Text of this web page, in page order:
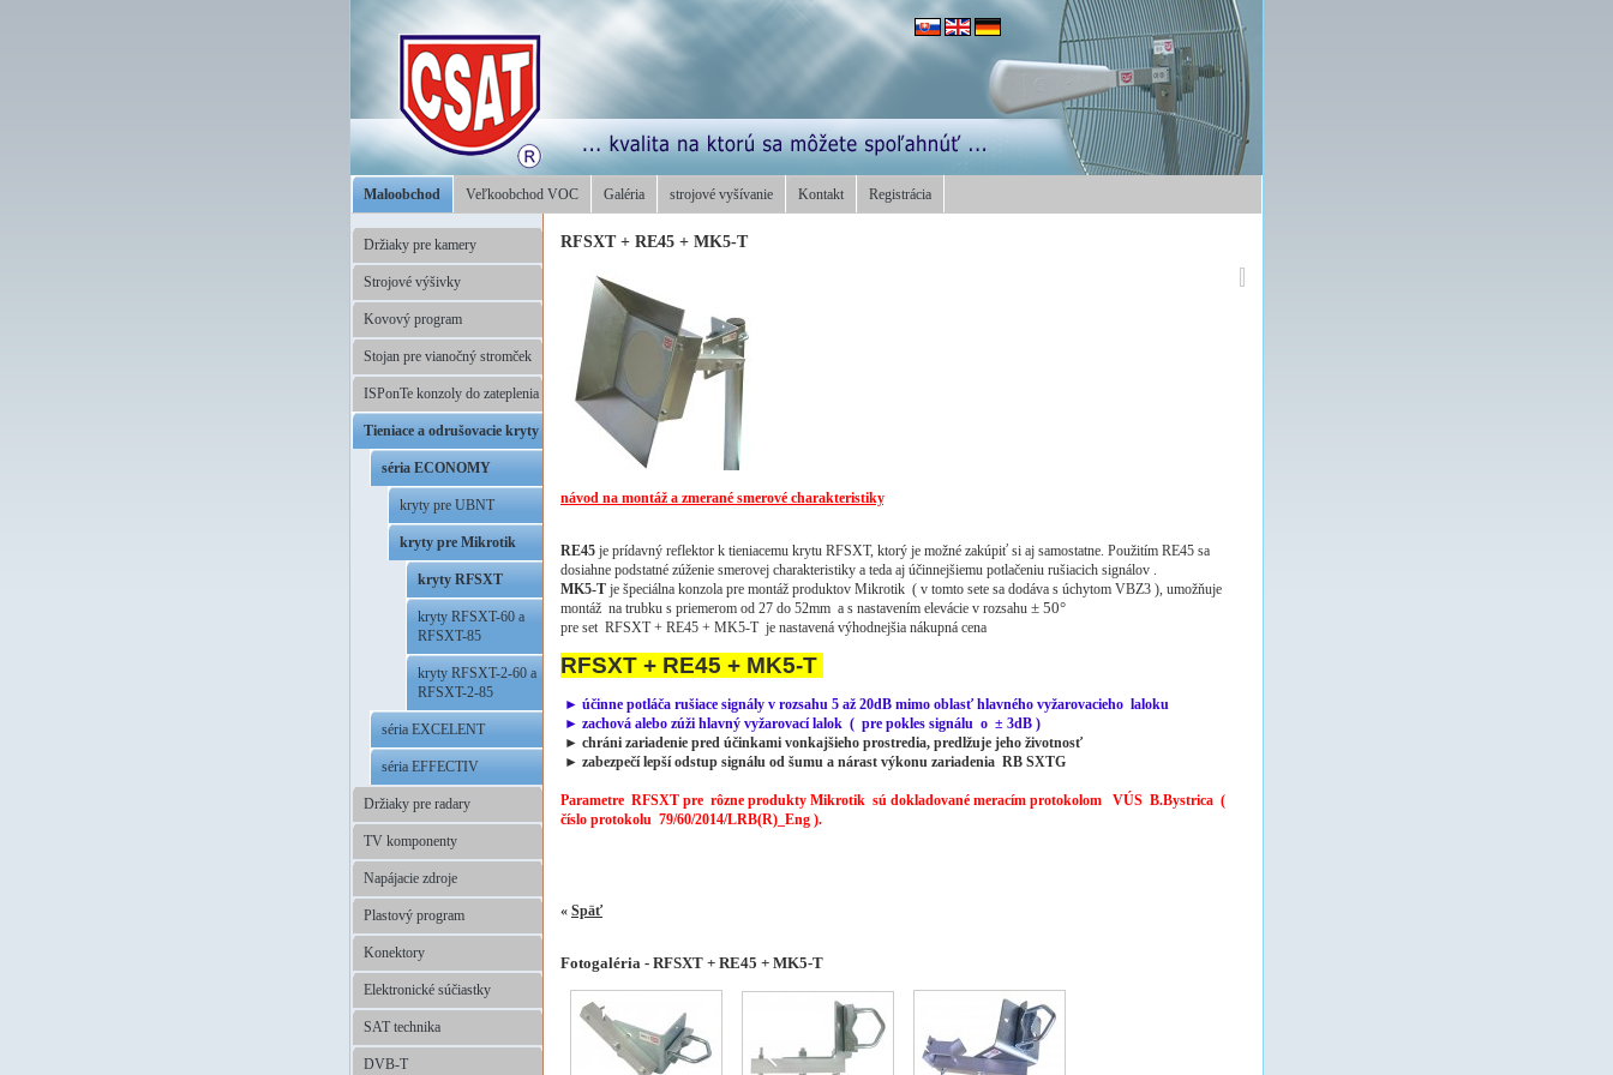
Maloobchod Veľkoobchod VOC Galéria strojové vyšívanie Kontakt Registrácia
Držiaky pre kamery
Strojové výšivky
Kovový program
Stojan pre vianočný stromček
ISPonTe konzoly do zateplenia
Tieniace a odrušovacie kryty
séria ECONOMY
kryty pre UBNT
kryty pre Mikrotik
kryty RFSXT
kryty RFSXT-60 a
RFSXT-85
kryty RFSXT-2-60 a
RFSXT-2-85
séria EXCELENT
séria EFFECTIV
Držiaky pre radary
TV komponenty
Napájacie zdroje
Plastový program
Konektory
Elektronické súčiastky
SAT technika
DVB-T
RFSXT + RE45 + MK5-T
návod na montáž a zmerané smerové charakteristiky,
RE45 je prídavný reflektor k tieniacemu krytu RFSXT, ktorý je možné zakúpiť si aj samostatne. Použitím RE45 sa
dosiahne podstatné zúženie smerovej charakteristiky a teda aj účinnejšiemu potlačeniu rušiacich signálov .
MK5-T je špeciálna konzola pre montáž produktov Mikrotik ( v tomto sete sa dodáva s úchytom VBZ3 ), umožňuje
montáž na trubku s priemerom od 27 do 52mm a s nastavením elevácie v rozsahu ± 50°
pre set RFSXT + RE45 + MK5-T je nastavená výhodnejšia nákupná cena
RFSXT + RE45 + MK5-T
► účinne potláča rušiace signály v rozsahu 5 až 20dB mimo oblasť hlavného vyžarovacieho laloku
► zachová alebo zúži hlavný vyžarovací lalok ( pre pokles signálu o ± 3dB )
► chráni zariadenie pred účinkami vonkajšieho prostredia, predlžuje jeho životnosť
► zabezpečí lepší odstup signálu od šumu a nárast výkonu zariadenia RB SXTG
Parametre RFSXT pre rôzne produkty Mikrotik sú dokladované meracím protokolom VÚS B.Bystrica (
číslo protokolu 79/60/2014/LRB(R)_Eng ).
« Späť
Fotogaléria - RFSXT + RE45 + MK5-T